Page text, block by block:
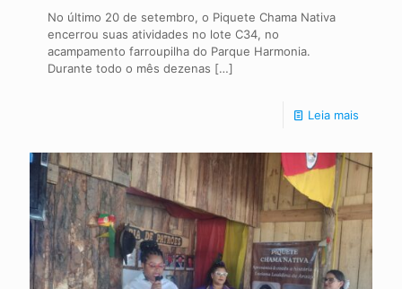
No último 20 de setembro, o Piquete Chama Nativa
encerrou suas atividades no lote C34, no
acampamento farroupilha do Parque Harmonia.
Durante todo o mês dezenas […]
Leia mais